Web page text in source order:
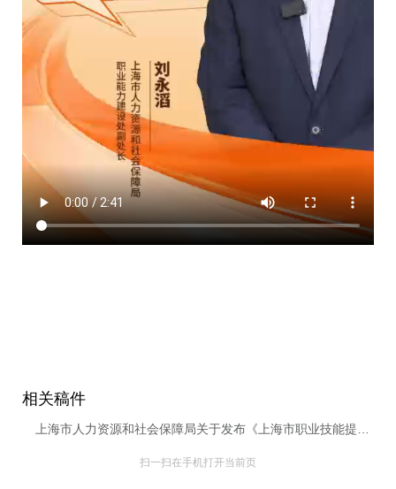
相关稿件
上海市人力资源和社会保障局关于发布《上海市职业技能提升补贴目录（2026年）》的通知
扫一扫在手机打开当前页